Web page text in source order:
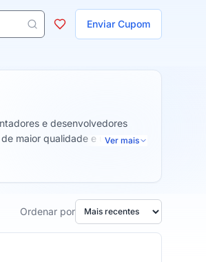
Enviar Cupom
e desenvolvedores
maior qualidade e umaVer mais
Ordenar por